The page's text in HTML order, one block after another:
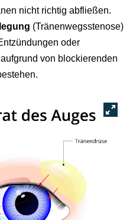
nicht richtig abfließen.
(Tränenwegsstenose)
oder
von blockierenden